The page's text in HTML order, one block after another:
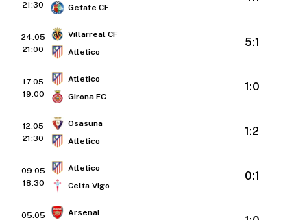
21:30
Getafe CF
24.05
21:00
Villarreal CF
Atletico
5:1
17.05
19:00
Atletico
Girona FC
1:0
12.05
21:30
Osasuna
Atletico
1:2
09.05
18:30
Atletico
Celta Vigo
0:1
05.05
Arsenal